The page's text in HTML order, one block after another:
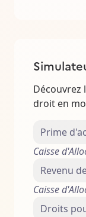
Découvrez
droit en
Prime
Caisse
Revenu
Caisse
Droits